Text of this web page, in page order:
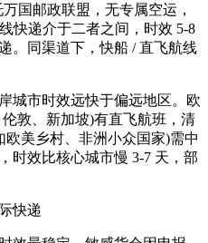
国邮政联盟，无专属空运，
快递介于二者之间，时效 5-8
。同渠道下，快船 / 直飞航线
市时效远快于偏远地区。欧
敦、新加坡)有直飞航班，清
美乡村、非洲小众国家)需中
时效比核心城市慢 3-7 天，部